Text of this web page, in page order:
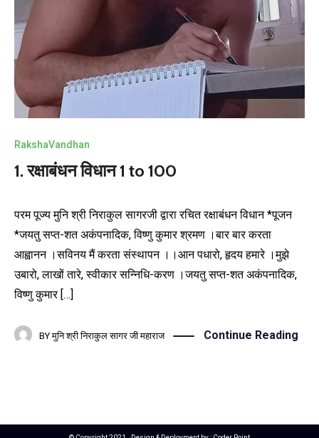
RakshaVandhan
1. रक्षाबंधन विधान 1 to 100
परम पूज्य मुनि श्री निराकुल सागरजी द्वारा रचित रक्षाबंधन विधान *पूजन
*जयतु सप्त-शत अकंपनादिक, विष्णु कुमार श्रमण ।बार बार करता
आह्वानन ।सविनय मैं करता संस्थापन ।।आन पधारो, हृदय हमारे ।मुझे
उबारो, लाखों तारे, स्वीकार सन्निधि-करण ।जयतु सप्त-शत अकंपनादिक,
विष्णु कुमार […]
BY मुनि श्री निराकुल सागर जी महाराज Continue Reading